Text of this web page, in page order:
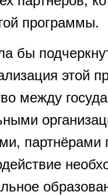
программы.
бы
этой
между
партнёрами